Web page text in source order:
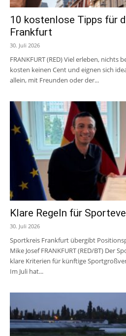
10 kostenlose Tipps für
Frankfurt
30. Juli 2026
FRANKFURT (RED) Viel erleben, nichts
kosten keinen Cent und eignen sich
allein, mit Freunden oder der...
Klare Regeln für
30. Juli 2026
Sportkreis Frankfurt übergibt
Mike Josef FRANKFURT (RED/BT) Der
klare Kriterien für künftige
Im Juli hat...